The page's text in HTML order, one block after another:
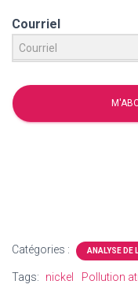
Courriel
Catégories : ANALYSE DE
Tags: nickel Pollution